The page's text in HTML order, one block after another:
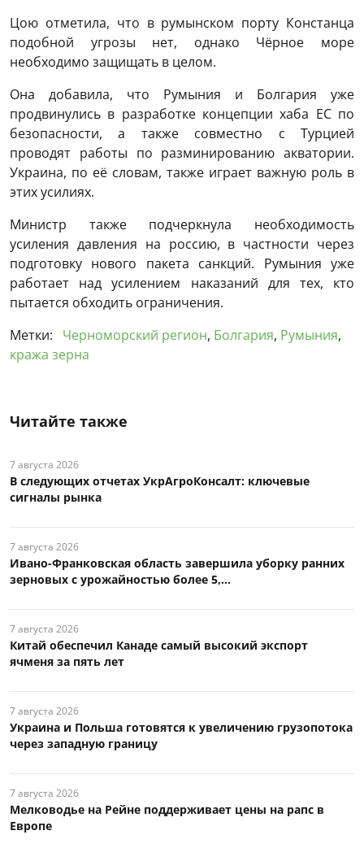
Цою отметила, что в румынском порту Констанца
подобной угрозы нет, однако Чёрное море
необходимо защищать в целом.
Она добавила, что Румыния и Болгария уже
продвинулись в разработке концепции хаба ЕС по
безопасности, а также совместно с Турцией
проводят работы по разминированию акватории.
Украина, по её словам, также играет важную роль в
этих усилиях.
Министр также подчеркнула необходимость
усиления давления на россию, в частности через
подготовку нового пакета санкций. Румыния уже
работает над усилением наказаний для тех, кто
пытается обходить ограничения.
Метки:
Черноморский регион, Болгария, Румыния,
кража зерна
Читайте также
7 августа 2026
В следующих отчетах УкрАгроКонсалт: ключевые
сигналы рынка
7 августа 2026
Ивано-Франковская область завершила уборку ранних
зерновых с урожайностью более 5,...
7 августа 2026
Китай обеспечил Канаде самый высокий экспорт
ячменя за пять лет
7 августа 2026
Украина и Польша готовятся к увеличению грузопотока
через западную границу
7 августа 2026
Мелководье на Рейне поддерживает цены на рапс в
Европе